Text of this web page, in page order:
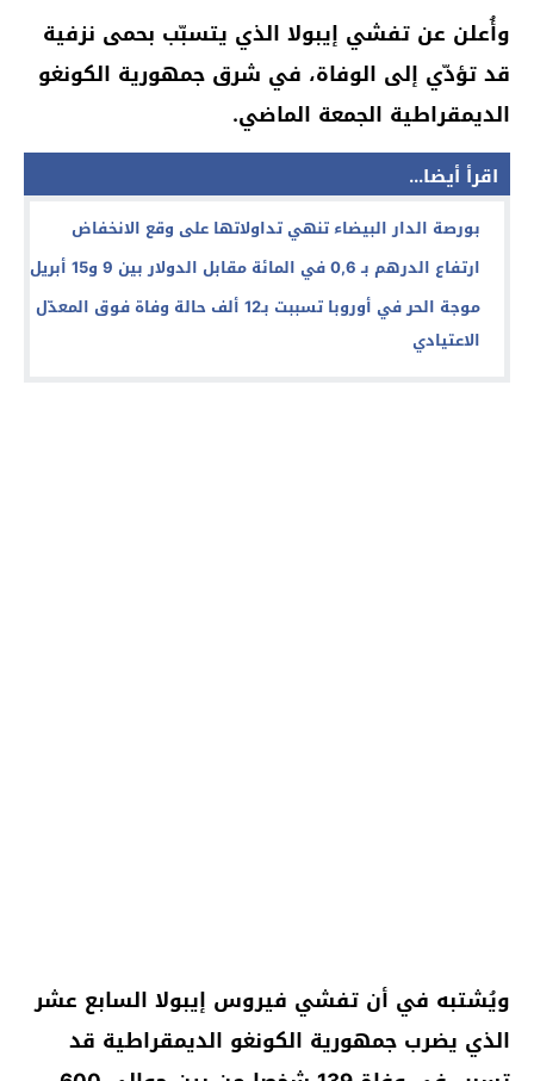
وأُعلن عن تفشي إيبولا الذي يتسبّب بحمى نزفية
قد تؤدّي إلى الوفاة، في شرق جمهورية الكونغو
الديمقراطية الجمعة الماضي.
اقرأ أيضا...
بورصة الدار البيضاء تنهي تداولاتها على وقع الانخفاض
ارتفاع الدرهم بـ 0,6 في المائة مقابل الدولار بين 9 و15 أبريل
موجة الحر في أوروبا تسببت بـ12 ألف حالة وفاة فوق المعدّل
الاعتيادي
ويُشتبه في أن تفشي فيروس إيبولا السابع عشر
الذي يضرب جمهورية الكونغو الديمقراطية قد